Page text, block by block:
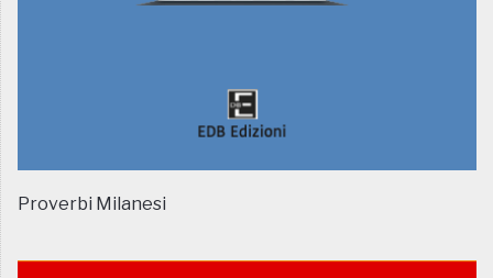
Proverbi Milanesi